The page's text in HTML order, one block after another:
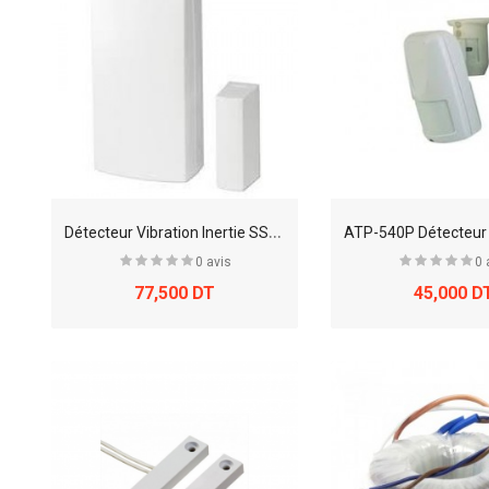
D
étecteur Vibration Inertie SS14
0 avis
77,500 DT
0
45,000